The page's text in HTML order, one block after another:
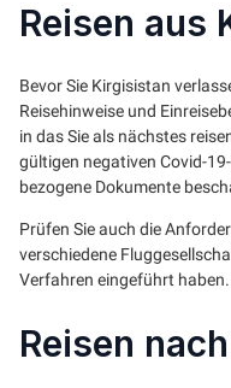
Reisen aus
Bevor Sie Kirgisistan
Reisehinweise und
in das Sie als nächstes
gültigen negativen Covid-
bezogene Dokumente
Prüfen Sie auch die
verschiedene
Verfahren eingeführt haben.
Reisen